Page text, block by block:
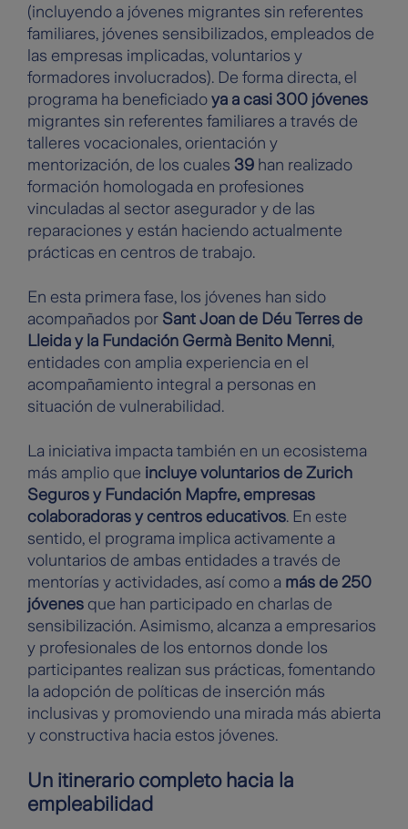
(incluyendo a jóvenes migrantes sin referentes
familiares, jóvenes sensibilizados, empleados de
las empresas implicadas, voluntarios y
formadores involucrados). De forma directa, el
programa ha beneficiado ya a casi 300 jóvenes
migrantes sin referentes familiares a través de
talleres vocacionales, orientación y
mentorización, de los cuales 39 han realizado
formación homologada en profesiones
vinculadas al sector asegurador y de las
reparaciones y están haciendo actualmente
prácticas en centros de trabajo.
En esta primera fase, los jóvenes han sido
acompañados por Sant Joan de Déu Terres de
Lleida y la Fundación Germà Benito Menni,
entidades con amplia experiencia en el
acompañamiento integral a personas en
situación de vulnerabilidad.
La iniciativa impacta también en un ecosistema
más amplio que incluye voluntarios de Zurich
Seguros y Fundación Mapfre, empresas
colaboradoras y centros educativos. En este
sentido, el programa implica activamente a
voluntarios de ambas entidades a través de
mentorías y actividades, así como a más de 250
jóvenes que han participado en charlas de
sensibilización. Asimismo, alcanza a empresarios
y profesionales de los entornos donde los
participantes realizan sus prácticas, fomentando
la adopción de políticas de inserción más
inclusivas y promoviendo una mirada más abierta
y constructiva hacia estos jóvenes.
Un itinerario completo hacia la
empleabilidad